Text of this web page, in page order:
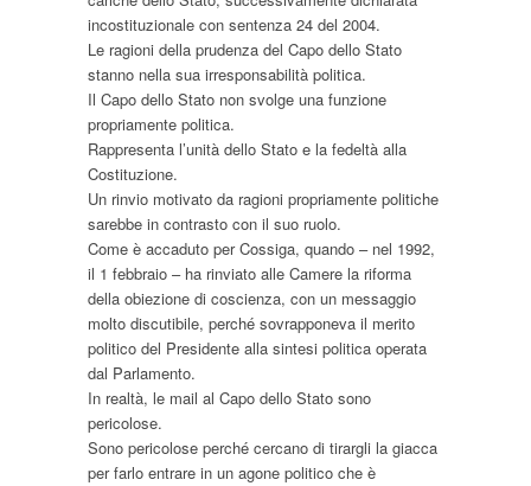
incostituzionale con sentenza 24 del 2004.
Le ragioni della prudenza del Capo dello Stato
stanno nella sua irresponsabilità politica.
Il Capo dello Stato non svolge una funzione
propriamente politica.
Rappresenta l’unità dello Stato e la fedeltà alla
Costituzione.
Un rinvio motivato da ragioni propriamente politiche
sarebbe in contrasto con il suo ruolo.
Come è accaduto per Cossiga, quando – nel 1992,
il 1 febbraio – ha rinviato alle Camere la riforma
della obiezione di coscienza, con un messaggio
molto discutibile, perché sovrapponeva il merito
politico del Presidente alla sintesi politica operata
dal Parlamento.
In realtà, le mail al Capo dello Stato sono
pericolose.
Sono pericolose perché cercano di tirargli la giacca
per farlo entrare in un agone politico che è